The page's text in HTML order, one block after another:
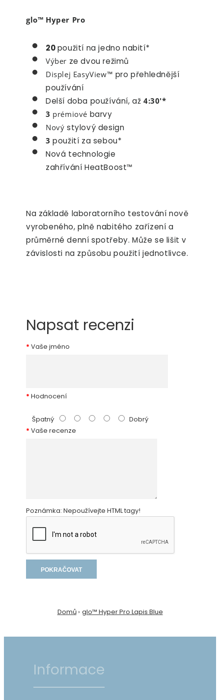
glo™ Hyper Pro
20použití na jedno nabití*
Výber ze dvou režimů
Displej EasyView™ pro přehlednější
používání
Delší doba používání, až4:30'*
3 prémiové barvy
Nový stylový design
3použití za sebou*
Nová technologie
zahřívání HeatBoost™
Na základě laboratorního testování nově
vyrobeného, plně nabitého zařízení a
průměrné denní spotřeby. Může se lišit v
závislosti na způsobu použití jednotlivce.
Napsat recenzi
Vaše jméno
Hodnocení
Špatný
Dobrý
Vaše recenze
Poznámka: Nepoužívejte HTML tagy!
POKRAČOVAT
Domů glo™ Hyper Pro Lapis Blue
Informace